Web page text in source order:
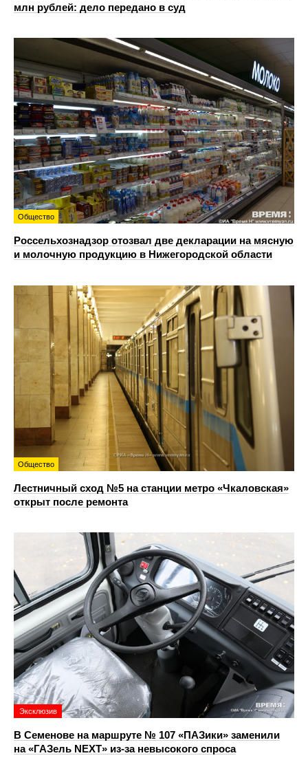
млн рублей: дело передано в суд
Общество
Россельхознадзор отозвал две декларации на мясную
и молочную продукцию в Нижегородской области
Общество
Лестничный сход №5 на станции метро «Чкаловская»
открыт после ремонта
Эксклюзив
В Семенове на маршруте № 107 «ПАЗики» заменили
на «ГАЗель NEXT» из‑за невысокого спроса